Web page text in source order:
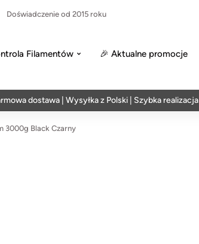
Doświadczenie od 2015 roku
Filamentów 🎉 Aktualne promocje
dostawa | Wysyłka z Polski | Szybka realizacja w 24h
3000g Black Czarny